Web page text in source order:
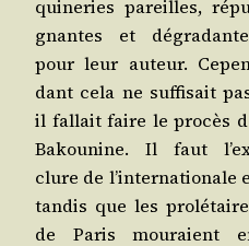
qui­ne­ries pareilles,
gnantes et
pour leur auteur.
dant cela ne suf­fi­sait
il fal­lait faire le pro­cès
Bakou­nine. Il faut
clure de l’in­ter­na­tio­nale
tan­dis que les
de Paris mou­raient